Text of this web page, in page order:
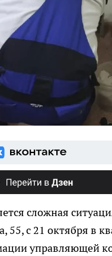
сложная
55, с 21 октября в
управляющей